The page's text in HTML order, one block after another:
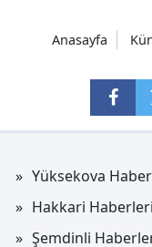
Anasayfa
Yüksekova
Hakkari Haberleri
Şemdinli